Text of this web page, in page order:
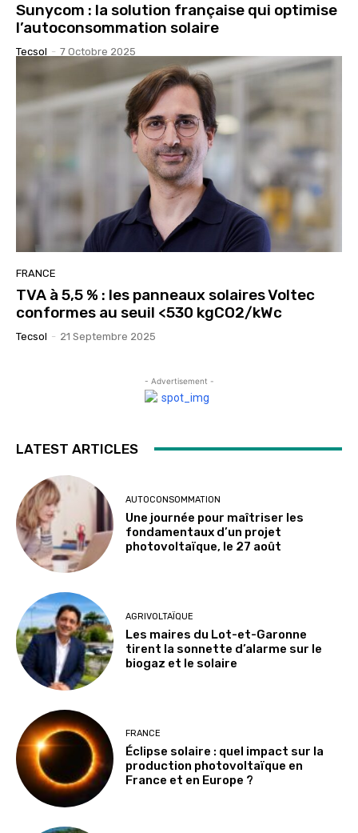
Sunycom : la solution française qui optimise
l’autoconsommation solaire
Tecsol - 7 Octobre 2025
FRANCE
TVA à 5,5 % : les panneaux solaires Voltec
conformes au seuil <530 kgCO2/kWc
Tecsol - 21 Septembre 2025
- Advertisement -
LATEST ARTICLES
AUTOCONSOMMATION
Une journée pour maîtriser les
fondamentaux d’un projet
photovoltaïque, le 27 août
AGRIVOLTAÏQUE
Les maires du Lot-et-Garonne
tirent la sonnette d’alarme sur le
biogaz et le solaire
FRANCE
Éclipse solaire : quel impact sur la
production photovoltaïque en
France et en Europe ?